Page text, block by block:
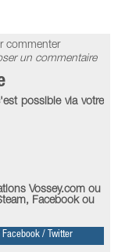
commenter
un commentaire
possible via votre
Vossey.com ou
Facebook ou
/ Twitter